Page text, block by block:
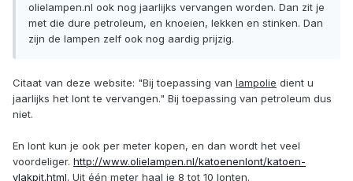
olielampen.nl ook nog jaarlijks vervangen worden. Dan zit je
met die dure petroleum, en knoeien, lekken en stinken. Dan
zijn de lampen zelf ook nog aardig prijzig.
Citaat van deze website: "Bij toepassing van lampolie dient u
jaarlijks het lont te vervangen." Bij toepassing van petroleum dus
niet.
En lont kun je ook per meter kopen, en dan wordt het veel
voordeliger. http://www.olielampen.nl/katoenenlont/katoen-
vlakpit.html. Uit één meter haal je 8 tot 10 lonten.